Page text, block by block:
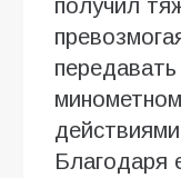
получил
Благодаря